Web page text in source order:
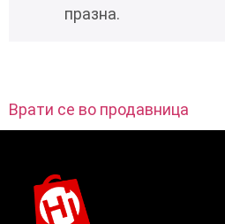
празна.
Врати се во продавница